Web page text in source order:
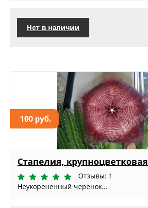
Нет в наличии
100 руб.
Стапелия, крупноцветковая
Отзывы: 1
Неукорененный черенок...